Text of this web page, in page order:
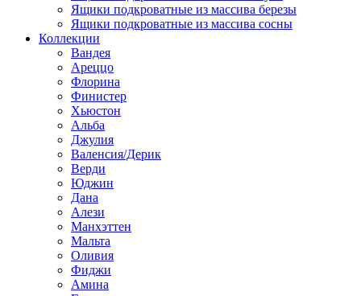
Ящики подкроватные из массива березы
Ящики подкроватные из массива сосны
Коллекции
Вандея
Ареццо
Флорина
Финистер
Хьюстон
Альба
Джулия
Валенсия/Дерик
Верди
Юджин
Дана
Алези
Манхэттен
Мальта
Оливия
Фиджи
Амина